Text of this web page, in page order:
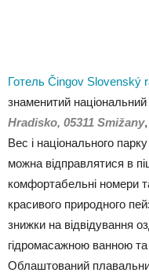
Готель Čingov Slovenský
знаменитий
Hradisko, 05311 Smižany
Вес і національного
можна відправлятися в
комфортабельні номери
красивого природного
знижки на відвідування
гідромасажною ванною
Облаштований